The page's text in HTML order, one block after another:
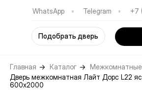
WhatsApp •
Telegram
•
+7
Подобрать дверь
Главная → Каталог → Межкомнатные
Дверь межкомнатная Лайт Дорс L22
600х2000